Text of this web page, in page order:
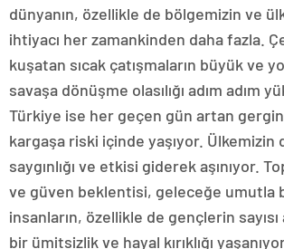
dünyanın, özellikle de bölgemizin ve
ihtiyacı her zamankinden daha fazla.
kuşatan sıcak çatışmaların büyük ve
savaşa dönüşme olasılığı adım adım
Türkiye ise her geçen gün artan
kargaşa riski içinde yaşıyor. Ülkemizin
saygınlığı ve etkisi giderek aşınıyor.
ve güven beklentisi, geleceğe umutla
insanların, özellikle de gençlerin sayısı
bir ümitsizlik ve hayal kırıklığı